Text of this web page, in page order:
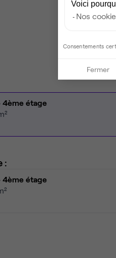
4ème étage
:
4ème étage
Voici
Nos
Consentements
Fermer